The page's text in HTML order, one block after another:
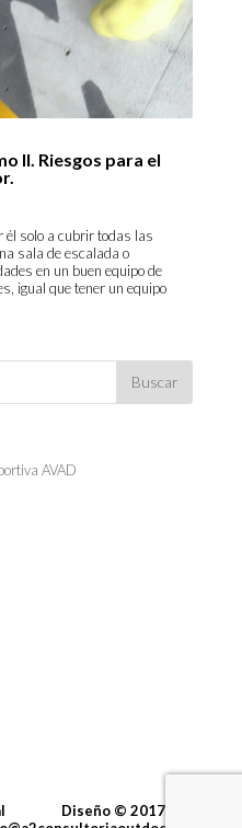
II. Riesgos para el
él solo a cubrir todas las
sala de escalada o
en un buen equipo de
igual que tener un equipo
AVAD
Diseño © 2017